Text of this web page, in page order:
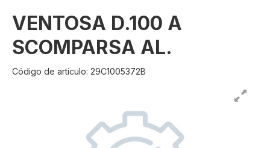
VENTOSA D.100 A
SCOMPARSA AL.
Código de artículo: 29C1005372B